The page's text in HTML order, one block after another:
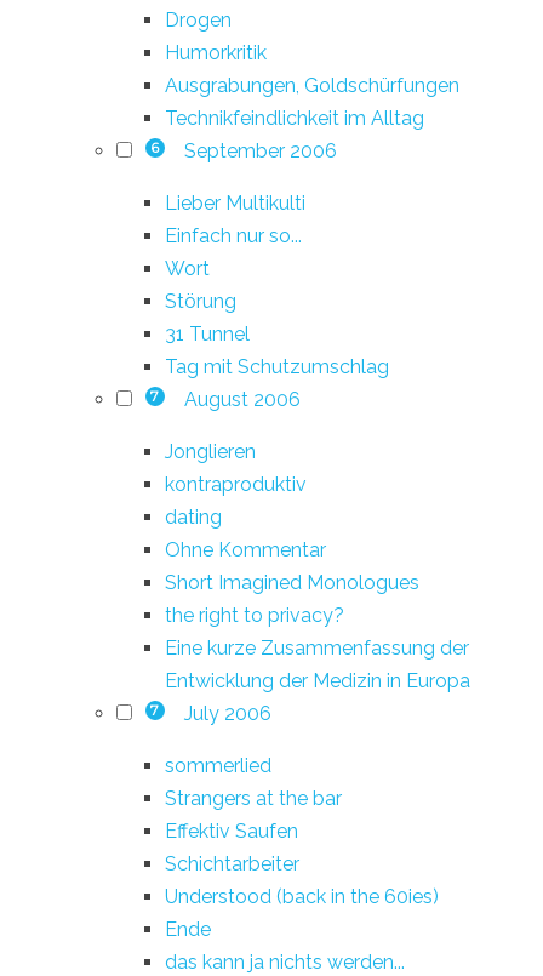
Drogen
Humorkritik
Ausgrabungen, Goldschürfungen
Technikfeindlichkeit im Alltag
6 September 2006
Lieber Multikulti
Einfach nur so...
Wort
Störung
31 Tunnel
Tag mit Schutzumschlag
7 August 2006
Jonglieren
kontraproduktiv
dating
Ohne Kommentar
Short Imagined Monologues
the right to privacy?
Eine kurze Zusammenfassung der
Entwicklung der Medizin in Europa
7 July 2006
sommerlied
Strangers at the bar
Effektiv Saufen
Schichtarbeiter
Understood (back in the 60ies)
Ende
das kann ja nichts werden...